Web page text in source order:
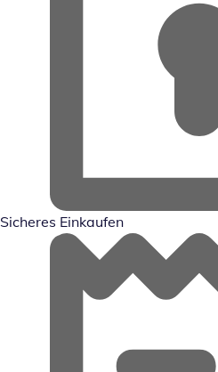
Sicheres Einkaufen